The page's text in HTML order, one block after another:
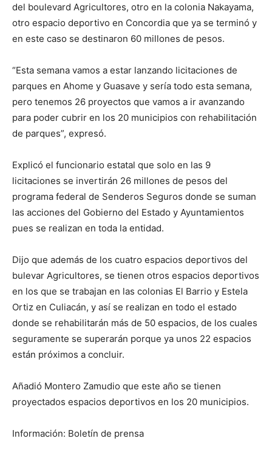
del boulevard Agricultores, otro en la colonia Nakayama,
otro espacio deportivo en Concordia que ya se terminó y
en este caso se destinaron 60 millones de pesos.
“Esta semana vamos a estar lanzando licitaciones de
parques en Ahome y Guasave y sería todo esta semana,
pero tenemos 26 proyectos que vamos a ir avanzando
para poder cubrir en los 20 municipios con rehabilitación
de parques”, expresó.
Explicó el funcionario estatal que solo en las 9
licitaciones se invertirán 26 millones de pesos del
programa federal de Senderos Seguros donde se suman
las acciones del Gobierno del Estado y Ayuntamientos
pues se realizan en toda la entidad.
Dijo que además de los cuatro espacios deportivos del
bulevar Agricultores, se tienen otros espacios deportivos
en los que se trabajan en las colonias El Barrio y Estela
Ortiz en Culiacán, y así se realizan en todo el estado
donde se rehabilitarán más de 50 espacios, de los cuales
seguramente se superarán porque ya unos 22 espacios
están próximos a concluir.
Añadió Montero Zamudio que este año se tienen
proyectados espacios deportivos en los 20 municipios.
Información: Boletín de prensa